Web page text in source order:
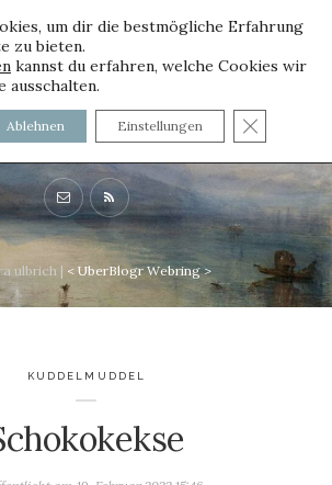
- mit und ohne
Innenfutter
ulbrich | < UberBlogr Webring >
KUDDELMUDDEL
um dir die bestmögliche Erfahrung
zu bieten.
kannst du erfahren, welche Cookies wir
ausschalten.
Ablehnen Einstellungen GDPR